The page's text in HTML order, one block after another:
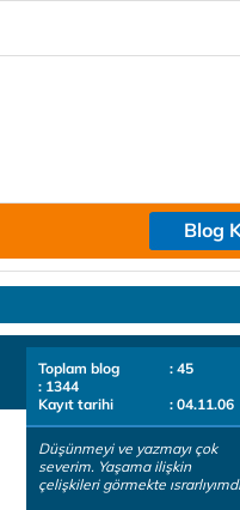
Blog
Toplam blog
: 45
: 1344
Kayıt tarihi
: 04.11.06
Düşünmeyi ve yazmayı çok
severim. Yaşama ilişkin
çelişkileri görmekte